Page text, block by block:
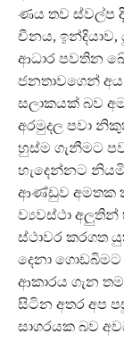
ණය තව ස්වල්ප
චීනය, ඉන්දියාව,
ආධාර පවතින
ජනතාවගෙන්
සලාකයක් බව
අරමුදල පවා
හුස්ම ගැනීමට
හැදෙන්නට
ආණ්ඩුව අමතක
ව්‍යවස්ථා
ස්ථාවර කරගත
දෙනා
ආකාරය ගැන
සිටින අතර අප
සාගරයක බව